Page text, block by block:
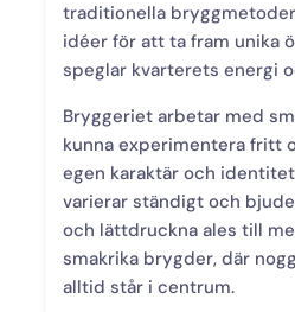
traditionella
idéer för att ta fram unika
speglar kvarterets energi
Bryggeriet arbetar med
kunna experimentera fritt
egen karaktär och
varierar ständigt och
och lättdruckna ales till
smakrika brygder, där
alltid står i centrum.